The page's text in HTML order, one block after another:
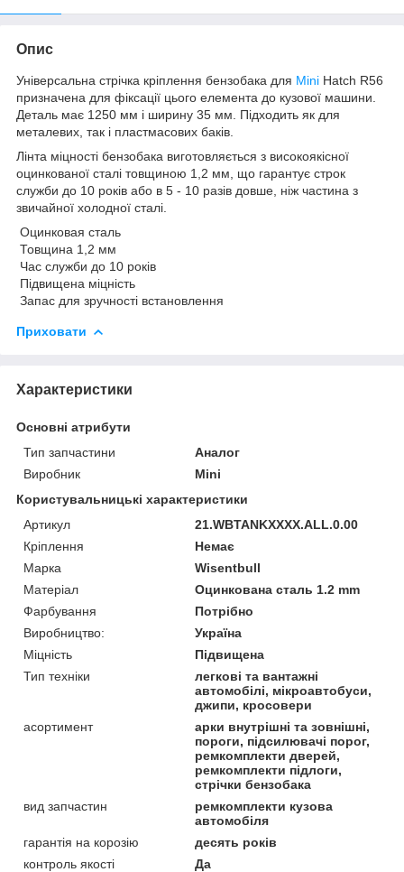
Опис
Універсальна стрічка кріплення бензобака для Mini Hatch R56
призначена для фіксації цього елемента до кузової машини.
Деталь має 1250 мм і ширину 35 мм. Підходить як для
металевих, так і пластмасових баків.
Лінта міцності бензобака виготовляється з високоякісної
оцинкованої сталі товщиною 1,2 мм, що гарантує строк
служби до 10 років або в 5 - 10 разів довше, ніж частина з
звичайної холодної сталі.
Оцинковая сталь
Товщина 1,2 мм
Час служби до 10 років
Підвищена міцність
Запас для зручності встановлення
Приховати
Характеристики
Основні атрибути
Тип запчастини
Аналог
Виробник
Mini
Користувальницькі характеристики
Артикул
21.WBTANKXXXX.ALL.0.00
Кріплення
Немає
Марка
Wisentbull
Матеріал
Оцинкована сталь 1.2 mm
Фарбування
Потрібно
Виробництво:
Україна
Міцність
Підвищена
Тип техніки
легкові та вантажні
автомобілі, мікроавтобуси,
джипи, кросовери
асортимент
арки внутрішні та зовнішні,
пороги, підсилювачі порог,
ремкомплекти дверей,
ремкомплекти підлоги,
стрічки бензобака
вид запчастин
ремкомплекти кузова
автомобіля
гарантія на корозію
десять років
контроль якості
Да